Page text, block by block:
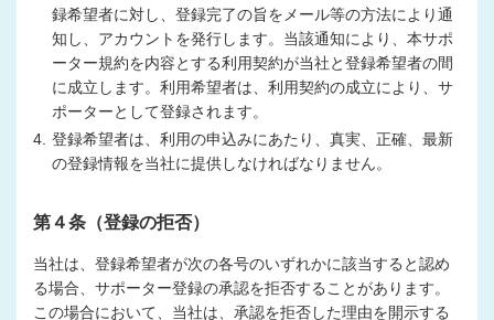
録希望者に対し、登録完了の旨をメール等の方法により通
知し、アカウントを発行します。当該通知により、本サポ
ーター規約を内容とする利用契約が当社と登録希望者の間
に成立します。利用希望者は、利用契約の成立により、サ
ポーターとして登録されます。
4. 登録希望者は、利用の申込みにあたり、真実、正確、最新
の登録情報を当社に提供しなければなりません。
第４条（登録の拒否）
当社は、登録希望者が次の各号のいずれかに該当すると認め
る場合、サポーター登録の承認を拒否することがあります。
この場合において、当社は、承認を拒否した理由を開示する